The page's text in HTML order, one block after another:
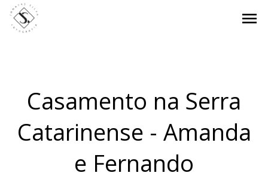
menu
Casamento na Serra
Catarinense - Amanda
e Fernando